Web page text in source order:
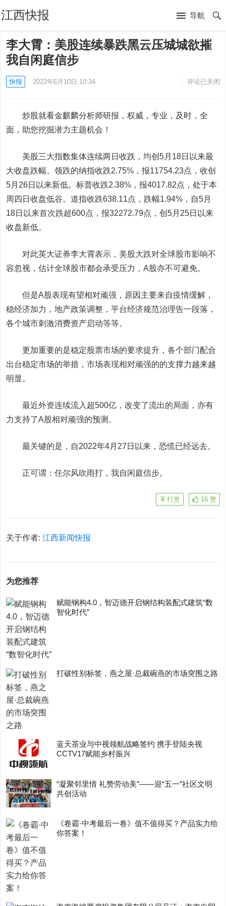
江西快报 导航
李大霄：美股连续暴跌黑云压城城欲摧
我自闲庭信步
快报 2022年6月10日 10:34 评论已关闭
炒股就看金麒麟分析师研报，权威，专业，及时，全
面，助您挖掘潜力主题机会！
美股三大指数集体连续两日收跌，均创5月18日以来最
大收盘跌幅。领跌的纳指收跌2.75%，报11754.23点，收创
5月26日以来新低。标普收跌2.38%，报4017.82点，处于本
周四日收盘低谷。道指收跌638.11点，跌幅1.94%，自5月
18日以来首次跌超600点，报32272.79点，创5月25日以来
收盘新低。
对此英大证券李大霄表示，美股大跌对全球股市影响不
容忽视，估计全球股市都会承受压力，A股亦不可避免。
但是A股表现有望相对顽强，原因主要来自疫情缓解，
稳经济加力，地产政策调整，平台经济规范治理告一段落，
各个城市刺激消费资产启动等等。
更加重要的是稳定股票市场的要求提升，各个部门配合
出台稳定市场的举措，市场表现相对顽强的的支撑力越来越
明显。
最近外资连续流入超500亿，改变了流出的局面，亦有
力支持了A股相对顽强的预测。
最关键的是，自2022年4月27日以来，恐慌已经远去。
正可谓：任尔风吹雨打，我自闲庭信步。
16 赞
打赏
关于作者:江西新闻快报
为您推荐
赋能钢构4.0，智迈德开启钢结构装配式建筑“数
智化时代”
打破性别标签，燕之屋·总裁碗燕的市场突围之路
蓝天茶业与中视领航战略签约 携手登陆央视
CCTV17赋能乡村振兴
“凝聚邻里情 礼赞劳动美”——迎“五一”社区文明
共创活动
《卷霸·中考最后一卷》值不值得买？产品实力给
你答案！